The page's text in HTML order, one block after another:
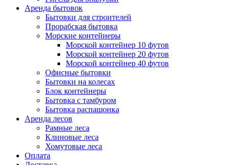
Аренда бытовок
Бытовки для строителей
Прорабская бытовка
Морские контейнеры
Морской контейнер 10 футов
Морской контейнер 20 футов
Морской контейнер 40 футов
Офисные бытовки
Бытовки на колесах
Блок контейнеры
Бытовка с тамбуром
Бытовка распашонка
Аренда лесов
Рамные леса
Клиновые леса
Хомутовые леса
Оплата